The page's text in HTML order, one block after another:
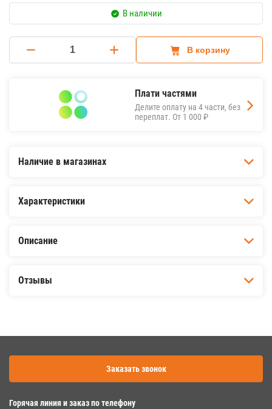
В наличии
В корзину
Плати частями
Делите оплату на 4 части, без
переплат. От 1 000 ₽
Наличие в магазинах
Характеристики
Описание
Отзывы
Заказать звонок
Горячая линия и заказ по телефону